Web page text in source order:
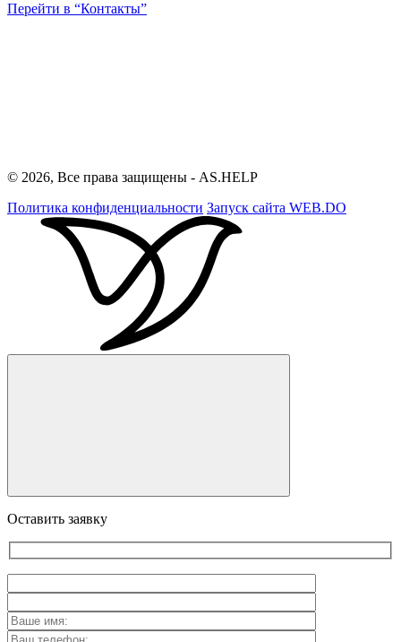
Перейти в “Контакты”
© 2026, Все права защищены - AS.HELP
Политика конфиденциальности Запуск сайта WEB.DO
Оставить заявку